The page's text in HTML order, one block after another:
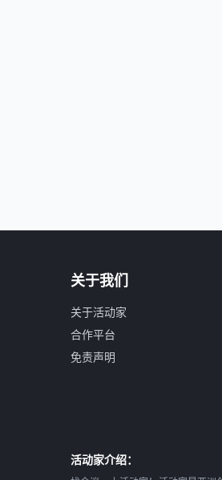
关于我们
关于活动家
合作平台
免责声明
活动家介绍：